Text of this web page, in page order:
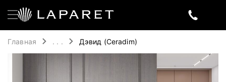
Главная . . . Дэвид (Ceradim)